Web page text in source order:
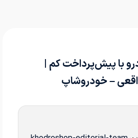
با پیش‌پرداخت کم |
– خودروشاپ